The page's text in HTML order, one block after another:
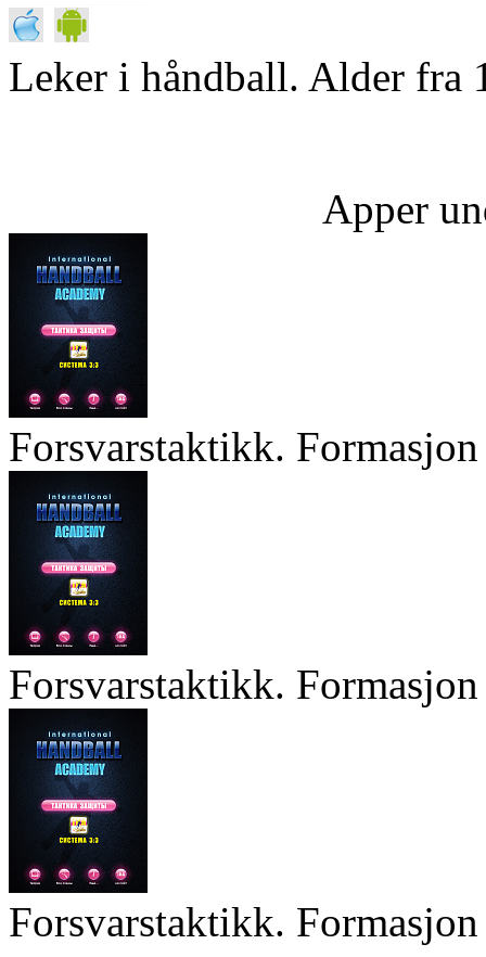
Leker i håndball. Alder fra
Apper
Forsvarstaktikk.
Forsvarstaktikk.
Forsvarstaktikk.